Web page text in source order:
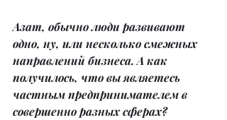
Азат, обычно люди развивают
одно, ну, или несколько смежных
направлений бизнеса. А как
получилось, что вы являетесь
частным предпринимателем в
совершенно разных сферах?